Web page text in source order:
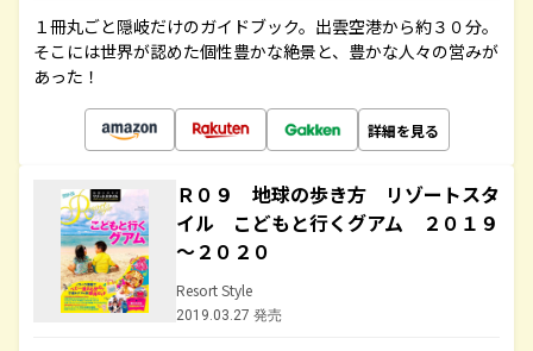
１冊丸ごと隠岐だけのガイドブック。出雲空港から約３０分。
そこには世界が認めた個性豊かな絶景と、豊かな人々の営みが
あった！
詳細を見る
Ｒ０９ 地球の歩き方 リゾートスタ
イル こどもと行くグアム ２０１９
～２０２０
Resort Style
2019.03.27 発売